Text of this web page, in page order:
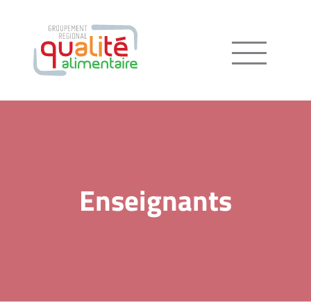
Menu
Enseignants